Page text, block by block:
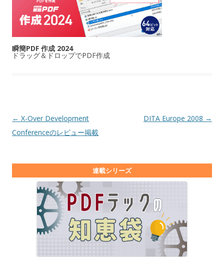
瞬簡PDF 作成 2024
ドラッグ＆ドロップでPDF作成
投稿ナビゲーション
← X-Over Development
Conferenceのレビュー掲載
DITA Europe 2008 →
連載シリーズ